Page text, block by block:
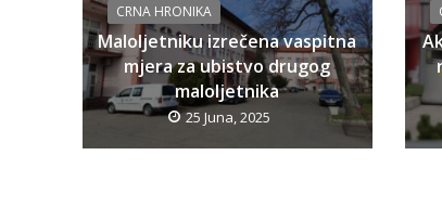
CRNA HRONIKA
Maloljetniku izrečena vaspitna
mjera za ubistvo drugog
maloljetnika
25 Juna, 2025